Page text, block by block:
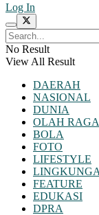
Log In
No Result
View All Result
DAERAH
NASIONAL
DUNIA
OLAH RAGA
BOLA
FOTO
LIFESTYLE
FEATURE
EDUKASI
DPRA